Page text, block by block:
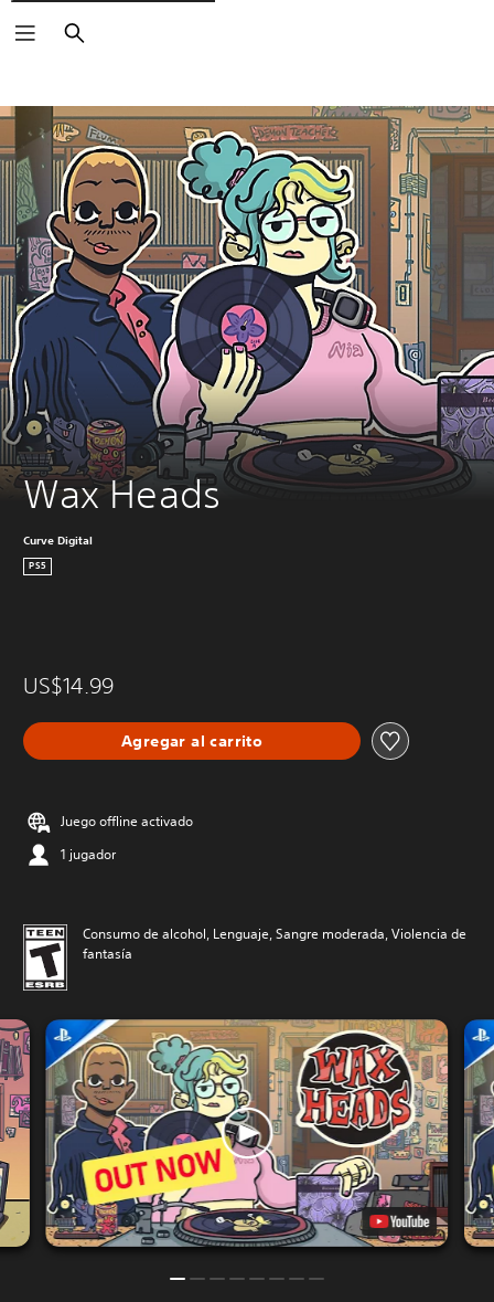
Buscar
Wax Heads
Curve Digital
PS5
US$14.99
Agregar al carrito
Juego offline activado
1 jugador
Consumo de alcohol, Lenguaje, Sangre moderada, Violencia de
fantasía